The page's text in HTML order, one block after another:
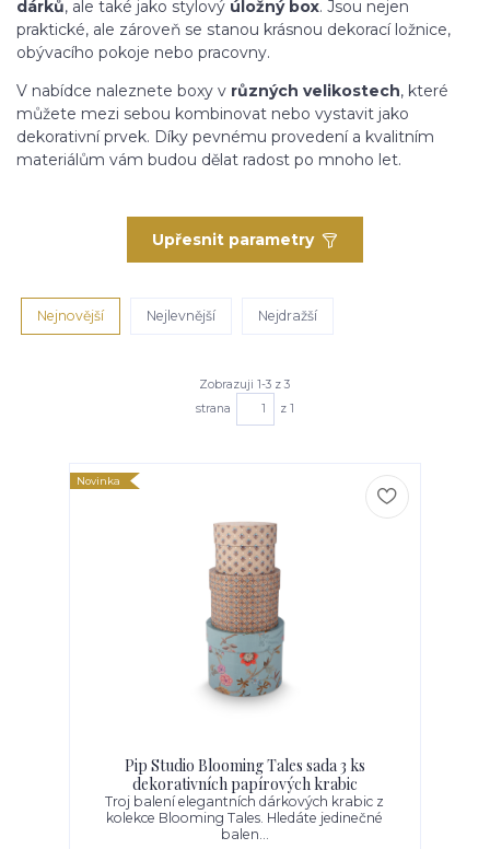
dárků, ale také jako stylový úložný box. Jsou nejen
praktické, ale zároveň se stanou krásnou dekorací ložnice,
obývacího pokoje nebo pracovny.
V nabídce naleznete boxy v různých velikostech, které
můžete mezi sebou kombinovat nebo vystavit jako
dekorativní prvek. Díky pevnému provedení a kvalitním
materiálům vám budou dělat radost po mnoho let.
Upřesnit parametry
Nejnovější Nejlevnější Nejdražší
Zobrazuji 1-3 z 3
strana
z 1
Novinka
Pip Studio Blooming Tales sada 3 ks
dekorativních papírových krabic
Troj balení elegantních dárkových krabic z
kolekce Blooming Tales. Hledáte jedinečné
balen...